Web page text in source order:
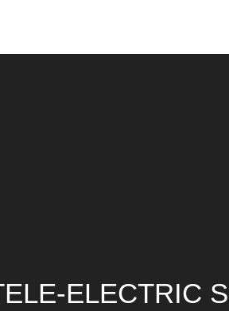
ELECTRIC